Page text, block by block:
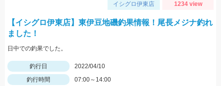
イシグロ伊東店 1234 view
【イシグロ伊東店】東伊豆地磯釣果情報！尾長メジナ釣れ
ました！
日中での釣果でした。
釣行日
2022/04/10
釣行時間
07:00～14:00